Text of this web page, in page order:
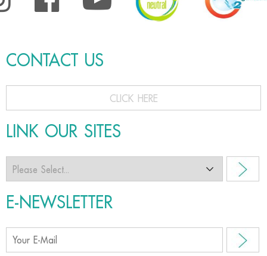
CONTACT US
CLICK HERE
LINK OUR SITES
E-NEWSLETTER